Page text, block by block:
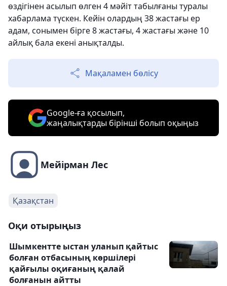
өздігінен асылып өлген 4 мәйіт табылғаны туралы
хабарлама түскен. Кейін олардың 38 жастағы ер
адам, сонымен бірге 8 жастағы, 4 жастағы және 10
айлық бала екені анықталды.
Мақаламен бөлісу
Google-ға қосылып,
жаңалықтарды бірінші болып оқыңыз
Мейірман Лес
Қазақстан
Оқи отырыңыз
Шымкентте ыстан уланып қайтыс
болған отбасының көршілері
қайғылы оқиғаның қалай
болғанын айтты